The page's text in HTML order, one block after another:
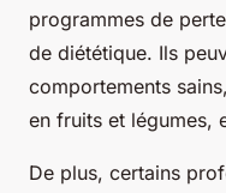
programmes de
de diététique. Ils
comportements
en fruits et légumes,
De plus, certains